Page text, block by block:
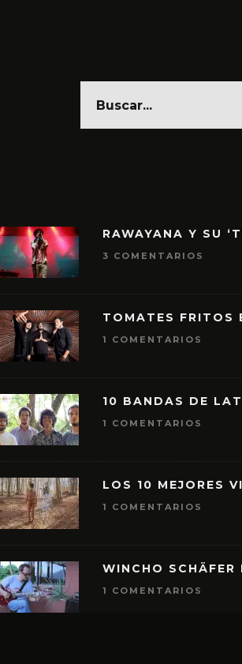
RAWAYANA Y SU
3 COMENTARIOS
TOMATES FRITOS
1 COMENTARIOS
10 BANDAS DE
1 COMENTARIOS
LOS 10 MEJORES
1 COMENTARIOS
WINCHO SCHÄFER
1 COMENTARIOS